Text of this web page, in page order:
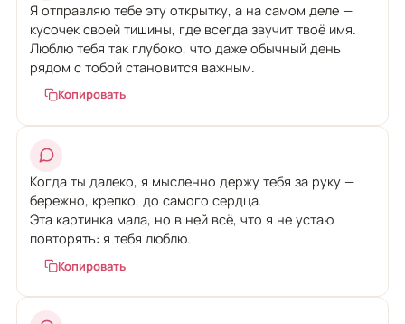
Я отправляю тебе эту открытку, а на самом деле —
кусочек своей тишины, где всегда звучит твоё имя.
Люблю тебя так глубоко, что даже обычный день
рядом с тобой становится важным.
Копировать
Когда ты далеко, я мысленно держу тебя за руку —
бережно, крепко, до самого сердца.
Эта картинка мала, но в ней всё, что я не устаю
повторять: я тебя люблю.
Копировать